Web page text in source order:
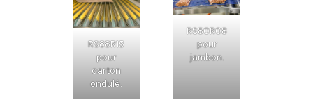
RS88R15
pour
carton
ondulé.
RS80R08
pour
jambon.